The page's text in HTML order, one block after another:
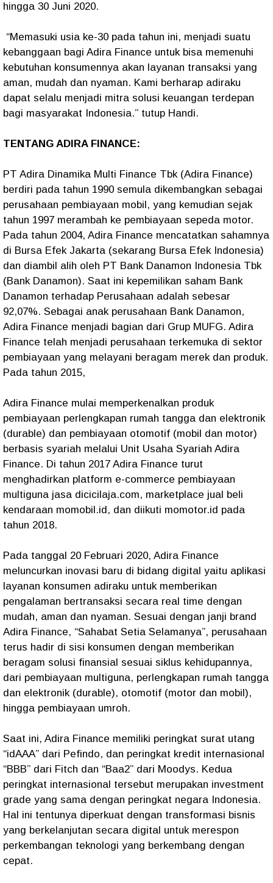
hingga 30 Juni 2020.
“Memasuki usia ke-30 pada tahun ini, menjadi suatu
kebanggaan bagi Adira Finance untuk bisa memenuhi
kebutuhan konsumennya akan layanan transaksi yang
aman, mudah dan nyaman. Kami berharap adiraku
dapat selalu menjadi mitra solusi keuangan terdepan
bagi masyarakat Indonesia.” tutup Handi.
TENTANG ADIRA FINANCE:
PT Adira Dinamika Multi Finance Tbk (Adira Finance)
berdiri pada tahun 1990 semula dikembangkan sebagai
perusahaan pembiayaan mobil, yang kemudian sejak
tahun 1997 merambah ke pembiayaan sepeda motor.
Pada tahun 2004, Adira Finance mencatatkan sahamnya
di Bursa Efek Jakarta (sekarang Bursa Efek Indonesia)
dan diambil alih oleh PT Bank Danamon Indonesia Tbk
(Bank Danamon). Saat ini kepemilikan saham Bank
Danamon terhadap Perusahaan adalah sebesar
92,07%. Sebagai anak perusahaan Bank Danamon,
Adira Finance menjadi bagian dari Grup MUFG. Adira
Finance telah menjadi perusahaan terkemuka di sektor
pembiayaan yang melayani beragam merek dan produk.
Pada tahun 2015,
Adira Finance mulai memperkenalkan produk
pembiayaan perlengkapan rumah tangga dan elektronik
(durable) dan pembiayaan otomotif (mobil dan motor)
berbasis syariah melalui Unit Usaha Syariah Adira
Finance. Di tahun 2017 Adira Finance turut
menghadirkan platform e-commerce pembiayaan
multiguna jasa dicicilaja.com, marketplace jual beli
kendaraan momobil.id, dan diikuti momotor.id pada
tahun 2018.
Pada tanggal 20 Februari 2020, Adira Finance
meluncurkan inovasi baru di bidang digital yaitu aplikasi
layanan konsumen adiraku untuk memberikan
pengalaman bertransaksi secara real time dengan
mudah, aman dan nyaman. Sesuai dengan janji brand
Adira Finance, “Sahabat Setia Selamanya”, perusahaan
terus hadir di sisi konsumen dengan memberikan
beragam solusi finansial sesuai siklus kehidupannya,
dari pembiayaan multiguna, perlengkapan rumah tangga
dan elektronik (durable), otomotif (motor dan mobil),
hingga pembiayaan umroh.
Saat ini, Adira Finance memiliki peringkat surat utang
“idAAA” dari Pefindo, dan peringkat kredit internasional
“BBB” dari Fitch dan “Baa2” dari Moodys. Kedua
peringkat internasional tersebut merupakan investment
grade yang sama dengan peringkat negara Indonesia.
Hal ini tentunya diperkuat dengan transformasi bisnis
yang berkelanjutan secara digital untuk merespon
perkembangan teknologi yang berkembang dengan
cepat.